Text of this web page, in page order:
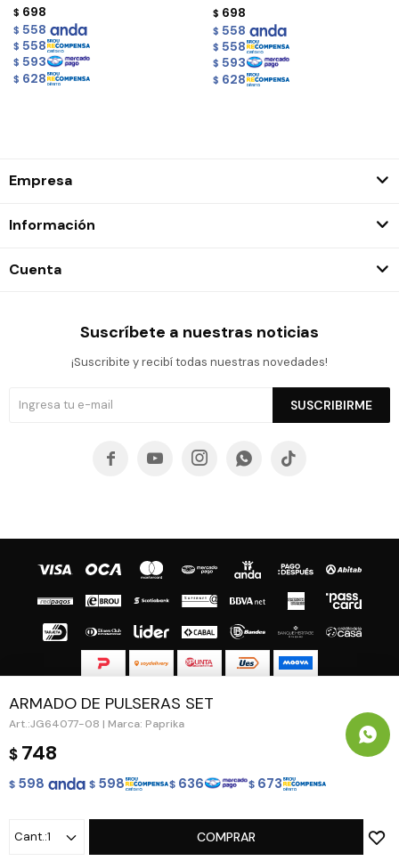
ARMADO DE PULSERAS SET
JG64077-08 | Marca: Paprika
$ 748
$ 598 $ 598 $ 636 $ 673
1 COMPRAR
$ 698
$ 558
$ 558
$ 593
$ 628
$ 698
$ 558
$ 558
$ 593
$ 628
Empresa
Información
Cuenta
Suscríbete a nuestras noticias
¡Suscribite y recibí todas nuestras novedades!
SUSCRIBIRME
    
© Copyright 2026 / Guapa - Paprika